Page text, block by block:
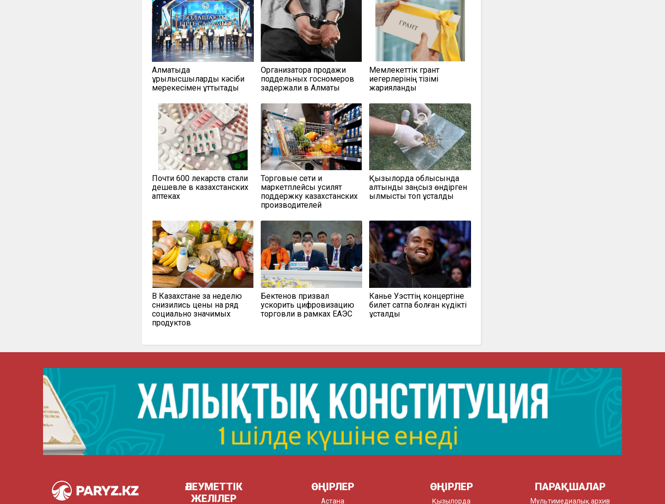
Алматыда
құрылысшыларды кәсіби
мерекесімен құттықтады
Организатора продажи
поддельных госномеров
задержали в Алматы
Мемлекеттік грант
иегерлерінің тізімі
жарияланды
Почти 600 лекарств стали
дешевле в казахстанских
аптеках
Торговые сети и
маркетплейсы усилят
поддержку казахстанских
производителей
Қызылорда облысында
алтынды заңсыз өндірген
қылмыстық топ ұсталды
В Казахстане за неделю
снизились цены на ряд
социально значимых
продуктов
Бектенов призвал
ускорить цифровизацию
торговли в рамках ЕАЭС
Канье Уэсттің концертіне
билет сатпақ болған күдікті
ұсталды
ӘЛЕУМЕТТІК
ЖЕЛІЛЕР
ӨҢІРЛЕР
Астана
ӨҢІРЛЕР
Қызылорда
ПАРАҚШАЛАР
Мультимедиалық архив